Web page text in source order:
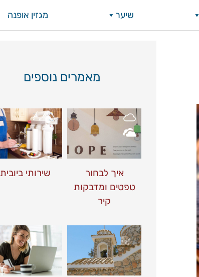
שיער מגזין אופנה
מאמרים נוספים
איך לבחור
טפטים ומדבקות
קיר
שירותי ביובית